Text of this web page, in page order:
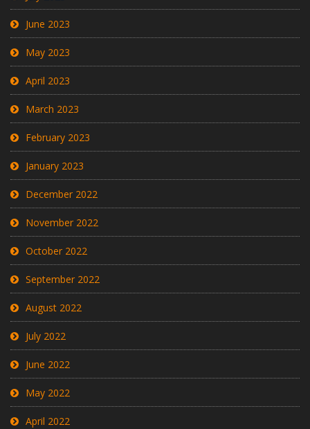
June 2023
May 2023
April 2023
March 2023
February 2023
January 2023
December 2022
November 2022
October 2022
September 2022
August 2022
July 2022
June 2022
May 2022
April 2022